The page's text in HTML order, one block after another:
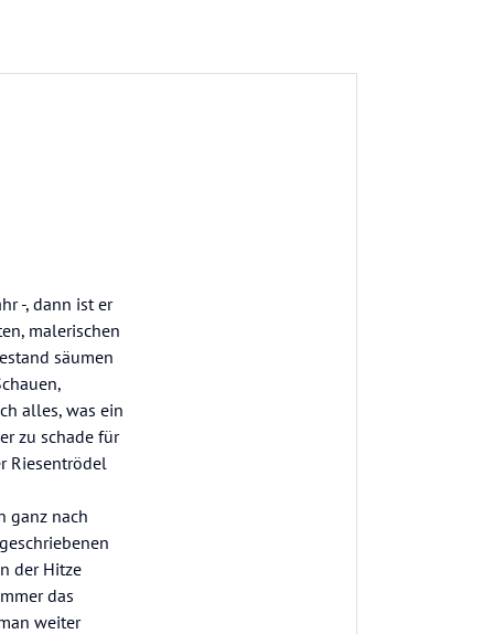
-, dann ist er
malerischen
säumen
alles, was ein
zu schade für
Riesentrödel
ganz nach
der Hitze
das
weiter